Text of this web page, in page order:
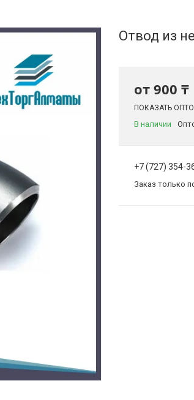
Отвод из
от 900 ₸
ПОКАЗАТЬ
В наличии
+7 (727) 354-
Заказ только